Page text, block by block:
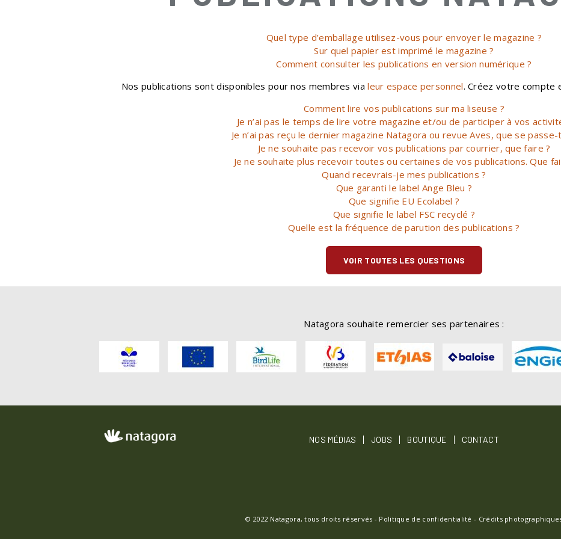
Quel type d’emballage utilisez-vous pour envoyer le magazine ?
Sur quel papier est imprimé le magazine ?
Comment consulter les publications en version numérique ?
Nos publications sont disponibles pour nos membres vialeur espace personnel. Créez votre compte
Comment lire vos publications sur ma liseuse ?
Je n’ai pas le temps de lire votre magazine et/ou de participer à vos
Je n’ai pas reçu le dernier magazine Natagora ou revue Aves, que se passe-
Je ne souhaite pas recevoir vos publications par courrier, que faire ?
Je ne souhaite plus recevoir toutes ou certaines de vos publications. Que
Quand recevrais-je mes publications ?
Que garanti le label Ange Bleu ?
Que signifie EU Ecolabel ?
Que signifie le label FSC recyclé ?
Quelle est la fréquence de parution des publications ?
VOIR TOUTES LES QUESTIONS
Natagora souhaite remercier ses partenaires :
NOS MÉDIAS JOBS BOUTIQUE CONTACT
© 2022 Natagora, tous droits réservés - Politique de confidentialité - Crédits